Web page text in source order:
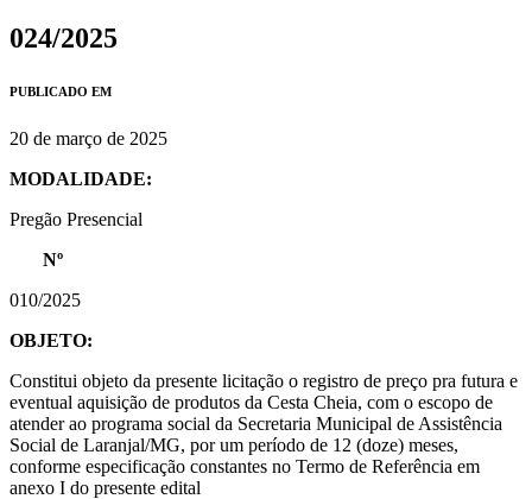
024/2025
PUBLICADO EM
20 de março de 2025
MODALIDADE:
Pregão Presencial
Nº
010/2025
OBJETO:
Constitui objeto da presente licitação o registro de preço pra futura e
eventual aquisição de produtos da Cesta Cheia, com o escopo de
atender ao programa social da Secretaria Municipal de Assistência
Social de Laranjal/MG, por um período de 12 (doze) meses,
conforme especificação constantes no Termo de Referência em
anexo I do presente edital